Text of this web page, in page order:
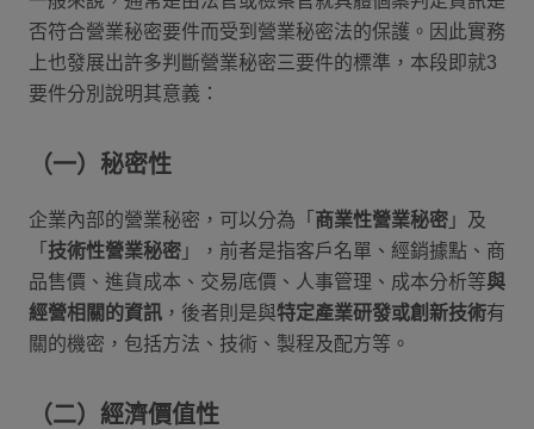
否符合營業秘密要件而受到營業秘密法的保護。因此實務
上也發展出許多判斷營業秘密三要件的標準，本段即就3
要件分別說明其意義：
（一）秘密性
企業內部的營業秘密，可以分為「 商業性營業秘密 」及
「 技術性營業秘密 」，前者是指客戶名單、經銷據點、商
品售價、進貨成本、交易底價、人事管理、成本分析等與
經營相關的資訊 ，後者則是與特定產業研發或創新技術有
關的機密，包括方法、技術、製程及配方等。
（二）經濟價值性